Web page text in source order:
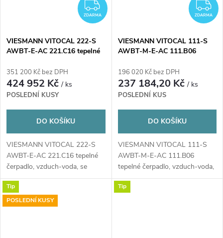
ZDARMA
ZDARMA
VIESMANN VITOCAL 222-S
AWBT-E-AC 221.C16 tepelné
vzduch-voda, venkovní+vnitřní
jednotka se zásobníkem
351 200 Kč bez DPH
424 952 Kč/ ks
POSLEDNÍ KUSY
DO KOŠÍKU
VIESMANN VITOCAL 222-S
AWBT-E-AC 221.C16 tepelné
čerpadlo, vzduch-voda, se
zásobníkem 210l
ZDARMA
VIESMANN VITOCAL 111-S
AWBT-M-E-AC 111.B06
vzduch-voda, venkovní+vnitřní
jednotka se zásobníkem
196 020 Kč bez DPH
237 184,20 Kč/ ks
POSLEDNÍ KUS
DO KOŠÍKU
VIESMANN VITOCAL 111-S
AWBT-M-E-AC 111.B06
tepelné čerpadlo, vzduch-voda,
se zásobníkem 220l
Tip
POSLEDNÍ KUSY
Tip